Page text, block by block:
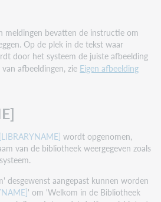
kost geld.
worden berekend
is geregistreerd beschadigd [{0}]
is beschadigd [{0}]
is geregistreerd beschadigd [{0}]
meldingen bevatten de instructie om
Op de plek in de tekst waar
door het systeem de juiste afbeelding
afbeeldingen, zie Eigen afbeelding
[LIBRARYNAME] wordt opgenomen,
van de bibliotheek weergegeven zoals
desgewenst aangepast kunnen worden
' om 'Welkom in de Bibliotheek